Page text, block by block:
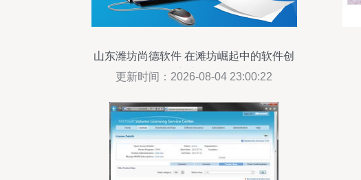
山东潍坊尚德软件 在滩坊崛起中的软件创
新力量
更新时间：2026-08-04 23:00:22